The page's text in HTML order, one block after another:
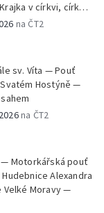
v církvi, církev
umění —
na ČT2
sv. Víta — Pouť
Hostýně —
na ČT2
— Motorkářská pouť
Alexandra
Moravy —